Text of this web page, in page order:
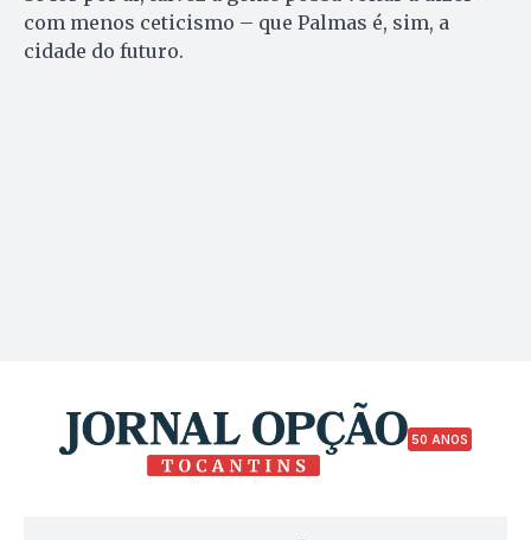
com menos ceticismo – que Palmas é, sim, a
cidade do futuro.
50 ANOS